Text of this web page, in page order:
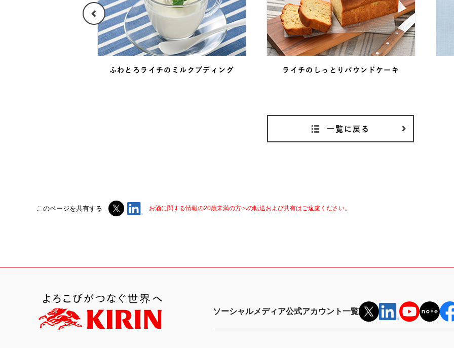
ふわとろライチの ミルクプディング ライチのしっとり パウンドケーキ
一覧に戻る
このページを共有する お酒に関する情報の20歳未満の方への転送および共有はご遠慮ください。
ソーシャルメディア公式アカウント一覧